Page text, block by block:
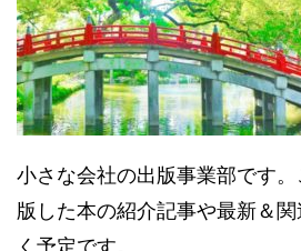
小さな会社の出版事業部です
版した本の紹介記事や最新＆
く予定です。